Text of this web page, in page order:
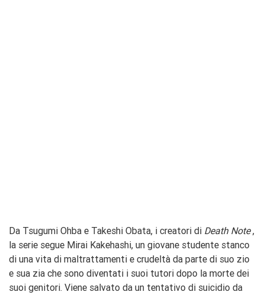
Da Tsugumi Ohba e Takeshi Obata, i creatori di Death Note,
la serie segue Mirai Kakehashi, un giovane studente stanco
di una vita di maltrattamenti e crudeltà da parte di suo zio
e sua zia che sono diventati i suoi tutori dopo la morte dei
suoi genitori. Viene salvato da un tentativo di suicidio da